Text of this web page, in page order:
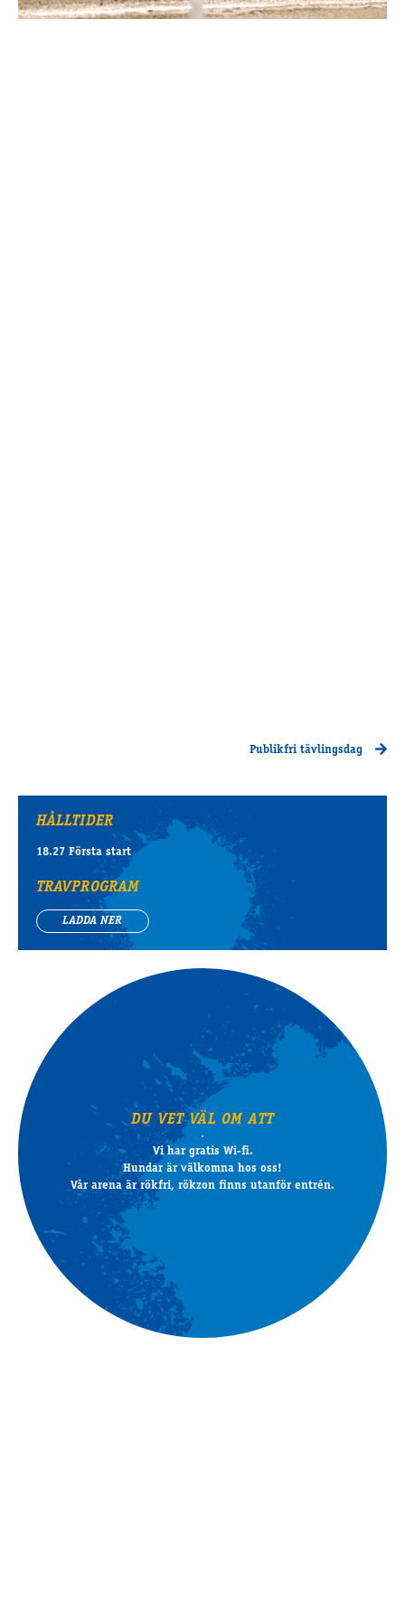
Supertorsdag
Publikfri tävlingsdag
HÅLLTIDER
18.27 Första start
TRAVPROGRAM
LADDA NER
DU VET VÄL OM ATT
Vi har gratis Wi-fi.
Hundar är välkomna hos oss!
Vår arena är rökfri, rökzon finns utanför entrén.